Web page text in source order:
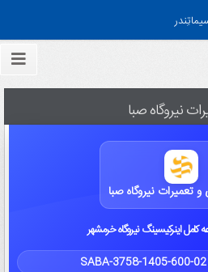
نیروگاه صبا
و تعمیرات نیروگاه صبا
کامل اینرکیسینگ نیروگاه خرمشهر
SABA-3758-1405-600-02